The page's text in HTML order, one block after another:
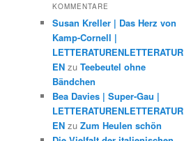
KOMMENTARE
Susan Kreller | Das Herz von
Kamp-Cornell |
LETTERATURENLETTERATUR
EN zu Teebeutel ohne
Bändchen
Bea Davies | Super-Gau |
LETTERATURENLETTERATUR
EN zu Zum Heulen schön